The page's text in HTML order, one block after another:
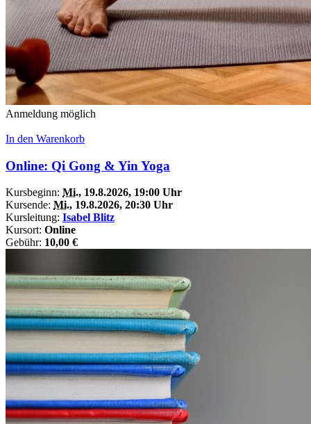
Anmeldung möglich
In den Warenkorb
Online: Qi Gong & Yin Yoga
Kursbeginn: Mi., 19.8.2026, 19:00 Uhr
Kursende: Mi., 19.8.2026, 20:30 Uhr
Kursleitung: Isabel Blitz
Kursort: Online
Gebühr: 10,00 €